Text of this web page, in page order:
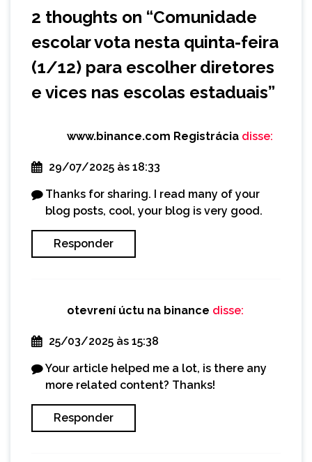
2 thoughts on “Comunidade
escolar vota nesta quinta-feira
(1/12) para escolher diretores
e vices nas escolas estaduais”
www.binance.com Registrácia disse:
29/07/2025 às 18:33
Thanks for sharing. I read many of your
blog posts, cool, your blog is very good.
Responder
otevrení úctu na binance disse:
25/03/2025 às 15:38
Your article helped me a lot, is there any
more related content? Thanks!
Responder